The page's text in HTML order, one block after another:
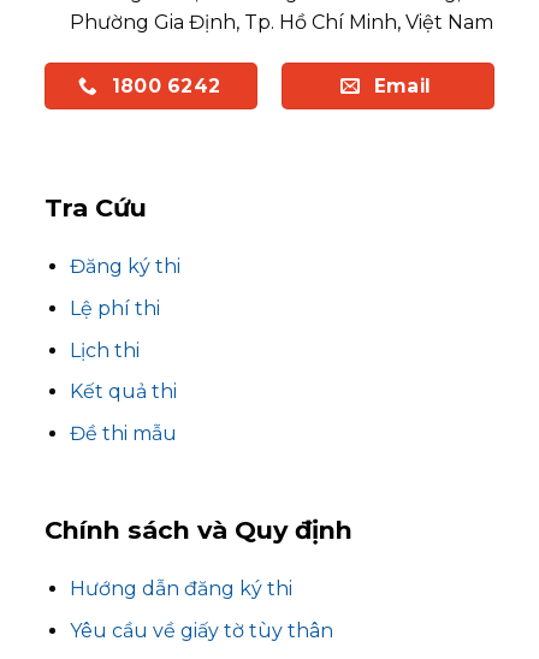
Phường Gia Định, Tp. Hồ Chí Minh, Việt Nam
1800 6242 Email
Tra Cứu
Đăng ký thi
Lệ phí thi
Lịch thi
Kết quả thi
Đề thi mẫu
Chính sách và Quy định
Hướng dẫn đăng ký thi
Yêu cầu về giấy tờ tùy thân